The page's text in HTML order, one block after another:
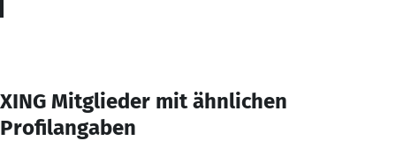
XING Mitglieder mit ähnlichen
Profilangaben